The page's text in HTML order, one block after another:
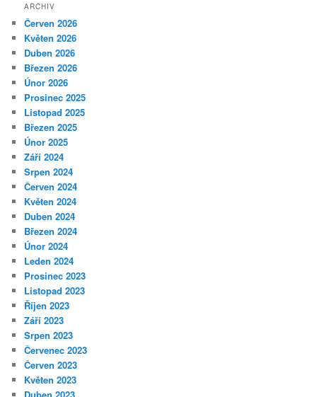
ARCHIV
Červen 2026
Květen 2026
Duben 2026
Březen 2026
Únor 2026
Prosinec 2025
Listopad 2025
Březen 2025
Únor 2025
Září 2024
Srpen 2024
Červen 2024
Květen 2024
Duben 2024
Březen 2024
Únor 2024
Leden 2024
Prosinec 2023
Listopad 2023
Říjen 2023
Září 2023
Srpen 2023
Červenec 2023
Červen 2023
Květen 2023